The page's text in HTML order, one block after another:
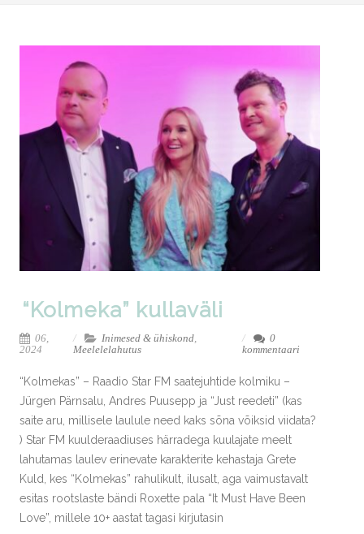
“Kolmeka” kullaväli
06,
2024
Inimesed & ühiskond,
Meelelelahutus
0
kommentaari
“Kolmekas” – Raadio Star FM saatejuhtide kolmiku –
Jürgen Pärnsalu, Andres Puusepp ja “Just reedeti” (kas
saite aru, millisele laulule need kaks sõna võiksid viidata?
) Star FM kuulderaadiuses härradega kuulajate meelt
lahutamas laulev erinevate karakterite kehastaja Grete
Kuld, kes “Kolmekas” rahulikult, ilusalt, aga vaimustavalt
esitas rootslaste bändi Roxette pala “It Must Have Been
Love”, millele 10+ aastat tagasi kirjutasin